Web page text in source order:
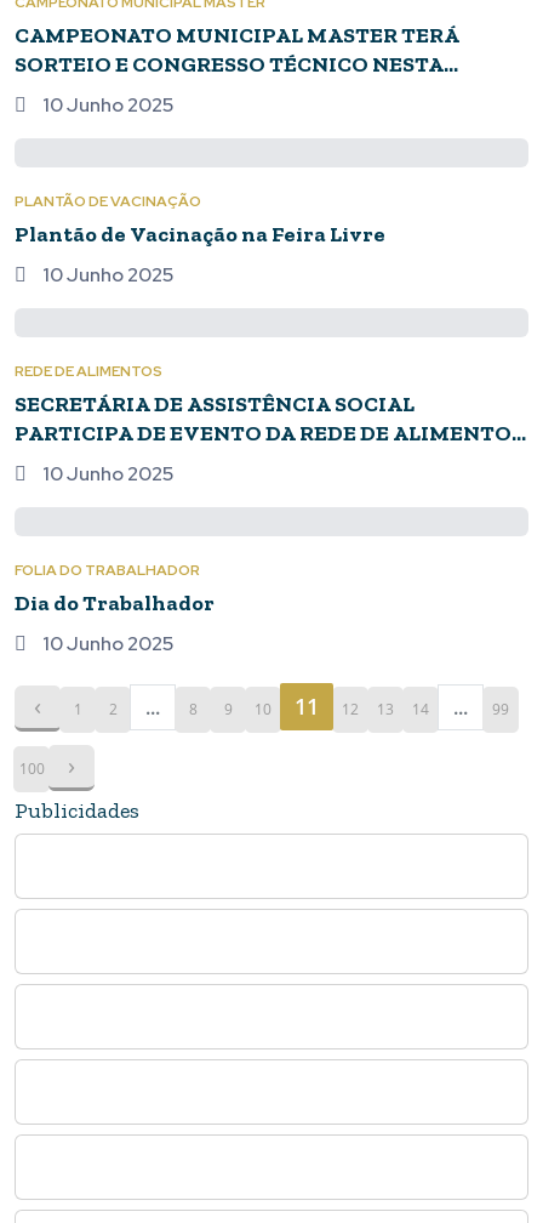
CAMPEONATO MUNICIPAL MASTER TERÁ
SORTEIO E CONGRESSO TÉCNICO NESTA
QUINTA-FEIRA
10 Junho 2025
PLANTÃO DE VACINAÇÃO
Plantão de Vacinação na Feira Livre
10 Junho 2025
REDE DE ALIMENTOS
SECRETÁRIA DE ASSISTÊNCIA SOCIAL
PARTICIPA DE EVENTO DA REDE DE ALIMENTOS
EM FORMIGA
10 Junho 2025
FOLIA DO TRABALHADOR
Dia do Trabalhador
10 Junho 2025
‹ 1 2 ... 8 9 10 11 12 13 14 ... 99
100 ›
Publicidades